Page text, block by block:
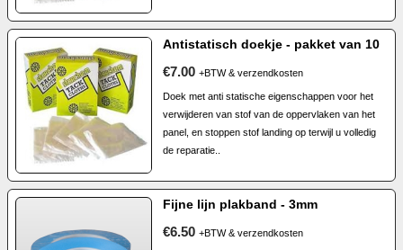
Antistatisch doekje - pakket van 10
€7.00 +BTW & verzendkosten
Doek met anti statische eigenschappen voor het
verwijderen van stof van de oppervlaken van het
panel, en stoppen stof landing op terwijl u volledig
de reparatie..
Fijne lijn plakband - 3mm
€6.50 +BTW & verzendkosten